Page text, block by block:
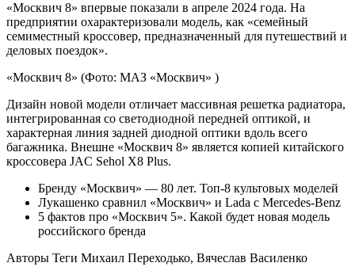
«Москвич 8» впервые показали в апреле 2024 года. На
предприятии охарактеризовали модель, как «семейный
семиместный кроссовер, предназначенный для путешествий и
деловых поездок».
«Москвич 8» (Фото: МАЗ «Москвич» )
Дизайн новой модели отличает массивная решетка радиатора,
интегрированная со светодиодной передней оптикой, и
характерная линия задней диодной оптики вдоль всего
багажника. Внешне «Москвич 8» является копией китайского
кроссовера JAC Sehol X8 Plus.
Бренду «Москвич» — 80 лет. Топ-8 культовых моделей
Лукашенко сравнил «Москвич» и Lada с Mercedes-Benz
5 фактов про «Москвич 5». Какой будет новая модель
российского бренда
Авторы Теги Михаил Переходько, Вячеслав Василенко